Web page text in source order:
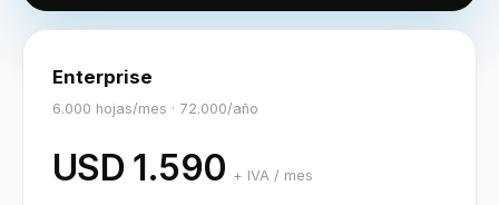
Enterprise
6.000 hojas/mes · 72.000/año
USD 1.590 + IVA / mes